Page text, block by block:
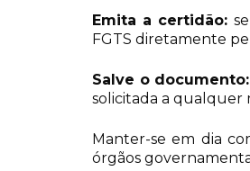
Emita a certidão:
FGTS diretamente
Salve o documento:
solicitada a qualquer
Manter-se em dia
órgãos